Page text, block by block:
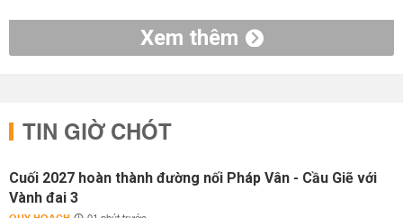
Xem thêm
TIN GIỜ CHÓT
Cuối 2027 hoàn thành đường nối Pháp Vân - Cầu Giẽ với
Vành đai 3